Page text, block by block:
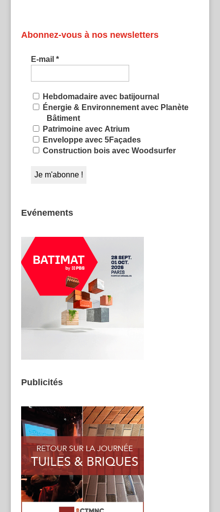
Abonnez-vous à nos newsletters
E-mail *
Hebdomadaire avec batijournal
Énergie & Environnement avec Planète
Bâtiment
Patrimoine avec Atrium
Enveloppe avec 5Façades
Construction bois avec Woodsurfer
Evénements
Publicités